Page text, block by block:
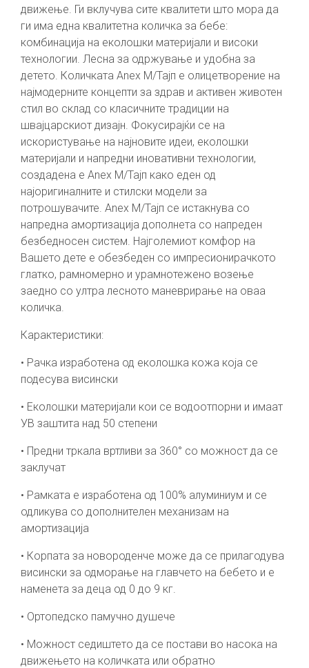
движење. Ги вклучува сите квалитети што мора да
ги има една квалитетна количка за бебе:
комбинација на еколошки материјали и високи
технологии. Лесна за одржување и удобна за
детето. Количката Anex М/Тајп е олицетворение на
најмодерните концепти за здрав и активен животен
стил во склад со класичните традиции на
швајцарскиот дизајн. Фокусирајќи се на
искористување на најновите идеи, еколошки
материјали и напредни иновативни технологии,
создадена е Anex М/Тајп како еден од
најоригиналните и стилски модели за
потрошувачите. Anex М/Тајп се истакнува со
напредна амортизација дополнета со напреден
безбедносен систем. Најголемиот комфор на
Вашето дете е обезбеден со импресионирачкото
глатко, рамномерно и урамнотежено возење
заедно со ултра лесното маневрирање на оваа
количка.
Карактеристики:
• Рачка изработена од еколошка кожа која се
подесува висински
• Еколошки материјали кои се водоотпорни и имаат
УВ заштита над 50 степени
• Предни тркала вртливи за 360° со можност да се
заклучат
• Рамката е изработена од 100% алуминиум и се
одликува со дополнителен механизам на
амортизација
• Корпата за новороденче може да се прилагодува
висински за одморање на главчето на бебето и е
наменета за деца од 0 до 9 кг.
• Ортопедско памучно душече
• Можност седиштето да се постави во насока на
движењето на количката или обратно